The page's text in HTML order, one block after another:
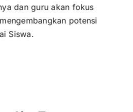
dan guru akan fokus
potensi
Siswa.